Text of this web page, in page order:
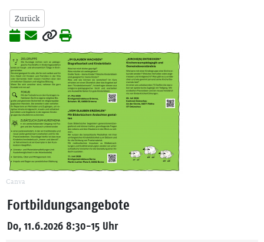
Zurück
Canva
Fortbildungsangebote
Do, 11.6.2026 8:30-15 Uhr